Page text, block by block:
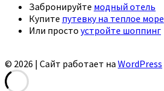
Забронируйте модный отель
Купите путевку на теплое море
Или просто устройте шоппинг
© 2026 | Сайт работает на WordPress